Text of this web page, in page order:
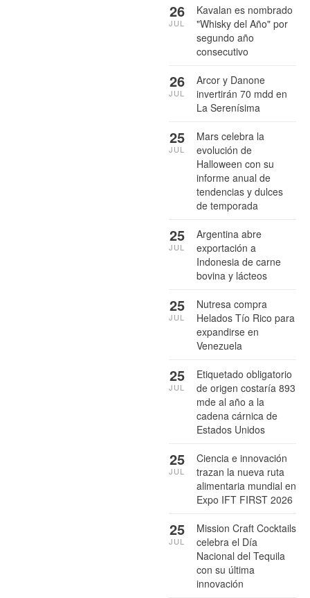
Kavalan es nombrado
"Whisky del Año" por
segundo año
consecutivo
26
JUL
Arcor y Danone
invertirán 70 mdd en
La Serenísima
26
JUL
Mars celebra la
evolución de
Halloween con su
informe anual de
tendencias y dulces
de temporada
25
JUL
Argentina abre
exportación a
Indonesia de carne
bovina y lácteos
25
JUL
Nutresa compra
Helados Tío Rico para
expandirse en
Venezuela
25
JUL
Etiquetado obligatorio
de origen costaría 893
mde al año a la
cadena cárnica de
Estados Unidos
25
JUL
Ciencia e innovación
trazan la nueva ruta
alimentaria mundial en
Expo IFT FIRST 2026
25
JUL
Mission Craft Cocktails
celebra el Día
Nacional del Tequila
con su última
innovación
25
JUL